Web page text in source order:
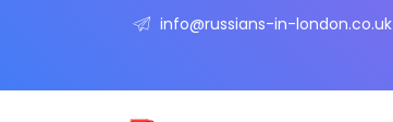
info@russians-in-london.co.uk